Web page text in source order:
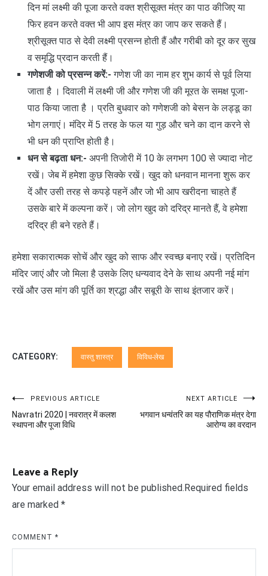
दिन मां लक्ष्मी की पूजा करते वक्त श्रीसूक्त मंत्र का पाठ कीजिए या
फिर हवन करते वक्त भी आप इस मंत्र का जाप कर सकते हैं।
श्रीसूक्त पाठ से देवी लक्ष्मी प्रसन्न होती हैं और गरीबी को दूर कर सुख
व समृद्धि प्रदान करती हैं।
गणेशजी को प्रसन्न करें:-गणेश जी का नाम हर शुभ कार्य से पूर्व लिया
जाता है । दिवाली में लक्ष्मी जी और गणेश जी की मूरत के समक्ष पूजा-
पाठ किया जाता है । प्रति बुधवार को गणेशजी को बेसन के लड्डू का
भोग लगाएं। मंदिर में 5 तरह के फल या गुड़ और चने का दान करने से
भी धन की प्राप्ति होती है।
धन से बढ़ता धन:- अपनी तिजोरी में 10 के लगभग 100 से ज्यादा नोट
रखें। जेब में हमेशा कुछ सिक्के रखें। खुद को धनवान मानना शुरू कर
दें और उसी तरह से कपड़े पहनें और जो भी आप खरीदना चाहते हैं
उसके बारे में कल्पना करें। जो लोग खुद को दरिद्र मानते हैं, वे हमेशा
दरिद्र ही बने रहते हैं।
हमेशा सकारात्मक सोचें और खुद को साफ और स्वच्छ बनाए रखें। प्रतिदिन
मंदिर जाएं और जो मिला है उसके लिए धन्यवाद देने के साथ अपनी नई मांग
रखें और उस मांग की पूर्ति का श्रद्धा और सबूरी के साथ इंतजार करें।
CATEGORY: वास्तु शास्त्र विविध-लेख
Post
navigation
PREVIOUS ARTICLE
Navratri 2020 | नवरात्र में कलश
स्थापना और पूजा विधि
NEXT ARTICLE
भगवान धन्वंतरि का यह पौराणिक मंत्र देगा
आरोग्य का वरदान
Leave a Reply
Your email address will not be published. Required fields
are marked *
COMMENT *